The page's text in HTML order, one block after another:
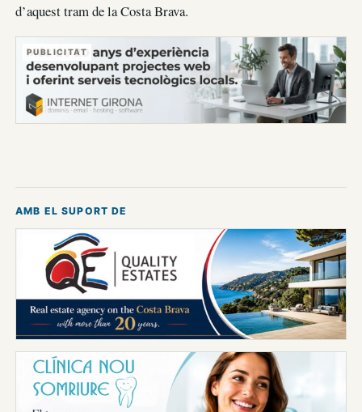
d’aquest tram de la Costa Brava.
PUBLICITAT
AMB EL SUPORT DE